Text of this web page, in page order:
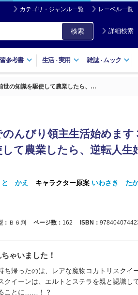
カテゴリ・ジャンル一覧 レーベル一覧
検索 詳細検索
参考書 生活・実用 雑誌・ ムック
世の知識を駆使して農業したら、…
んびり領主生活始めます
て農業したら、逆転人生
と かえ キャラクター原案 いわさき た
： Ｂ６判 ページ数： 162 ISBN：
ゃいました！
ち帰ったのは、レアな魔物コカトリスクイ
クイーンは、エルトとステラを親と認識し
ことに……！？